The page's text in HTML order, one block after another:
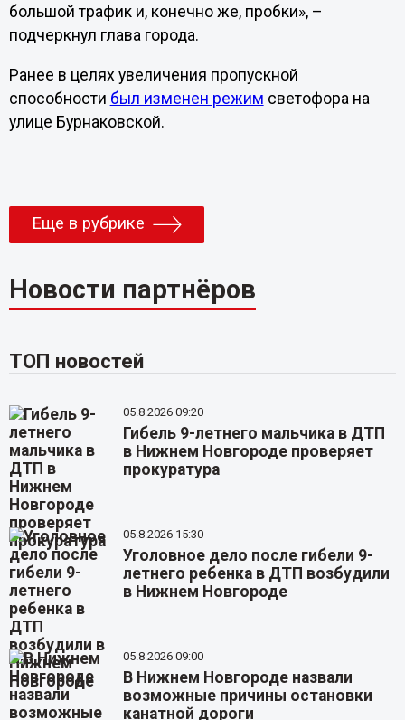
большой трафик и, конечно же, пробки», –
подчеркнул глава города.
Ранее в целях увеличения пропускной
способности был изменен режим светофора на
улице Бурнаковской.
Еще в рубрике
Новости партнёров
ТОП новостей
05.8.2026 09:20
Гибель 9-летнего мальчика в ДТП
в Нижнем Новгороде проверяет
прокуратура
05.8.2026 15:30
Уголовное дело после гибели 9-
летнего ребенка в ДТП возбудили
в Нижнем Новгороде
05.8.2026 09:00
В Нижнем Новгороде назвали
возможные причины остановки
канатной дороги